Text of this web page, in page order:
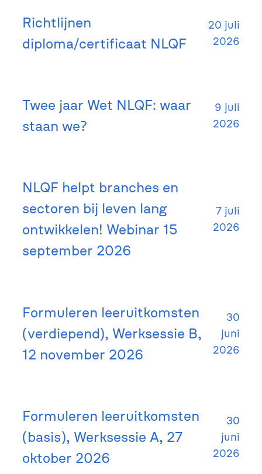
Richtlijnen
diploma/certificaat NLQF
20 juli
2026
Twee jaar Wet NLQF: waar
staan we?
9 juli
2026
NLQF helpt branches en
sectoren bij leven lang
ontwikkelen! Webinar 15
september 2026
7 juli
2026
Formuleren leeruitkomsten
(verdiepend), Werksessie B,
12 november 2026
30
juni
2026
Formuleren leeruitkomsten
(basis), Werksessie A, 27
oktober 2026
30
juni
2026